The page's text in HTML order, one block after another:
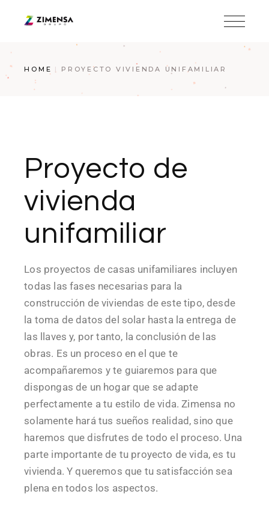
HOME PROYECTO VIVIENDA UNIFAMILIAR
Proyecto de
vivienda
unifamiliar
Los proyectos de casas unifamiliares incluyen
todas las fases necesarias para la
construcción de viviendas de este tipo, desde
la toma de datos del solar hasta la entrega de
las llaves y, por tanto, la conclusión de las
obras. Es un proceso en el que te
acompañaremos y te guiaremos para que
dispongas de un hogar que se adapte
perfectamente a tu estilo de vida. Zimensa no
solamente hará tus sueños realidad, sino que
haremos que disfrutes de todo el proceso. Una
parte importante de tu proyecto de vida, es tu
vivienda. Y queremos que tu satisfacción sea
plena en todos los aspectos.